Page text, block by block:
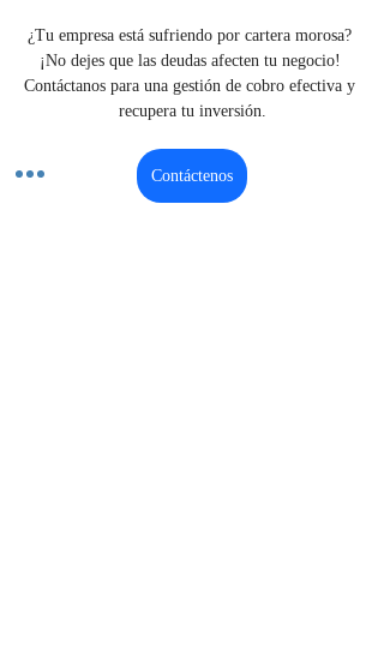
¿Tu empresa está sufriendo por cartera morosa?
¡No dejes que las deudas afecten tu negocio!
Contáctanos para una gestión de cobro efectiva y
recupera tu inversión.
Contáctenos